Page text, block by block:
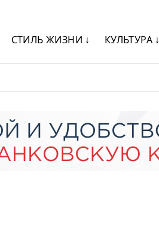
СТИЛЬ ЖИЗНИ ↓ КУЛЬТУРА ↓